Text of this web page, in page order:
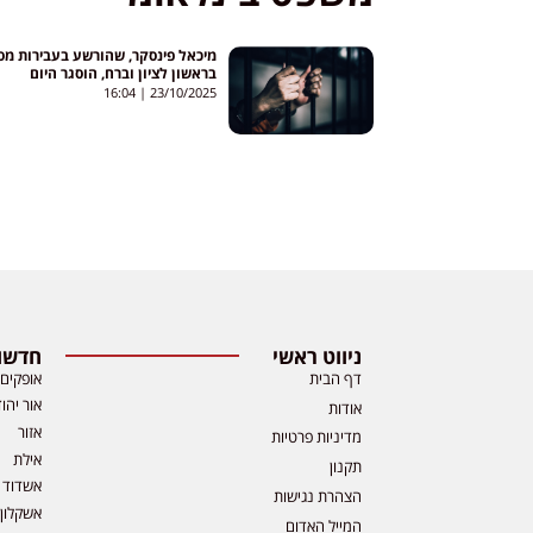
מיכאל פינסקר, שהורשע בעבירות
בראשון לציון וברח, הוסגר היום
מאיטליה לישראל
23/10/2025
16:04
ניווט ראשי
דף הבית
אודות
מדיניות פרטיות
תקנון
הצהרת נגישות
המייל האדום
אופקים
אור
אזור
אילת
אשדוד
אשקלון